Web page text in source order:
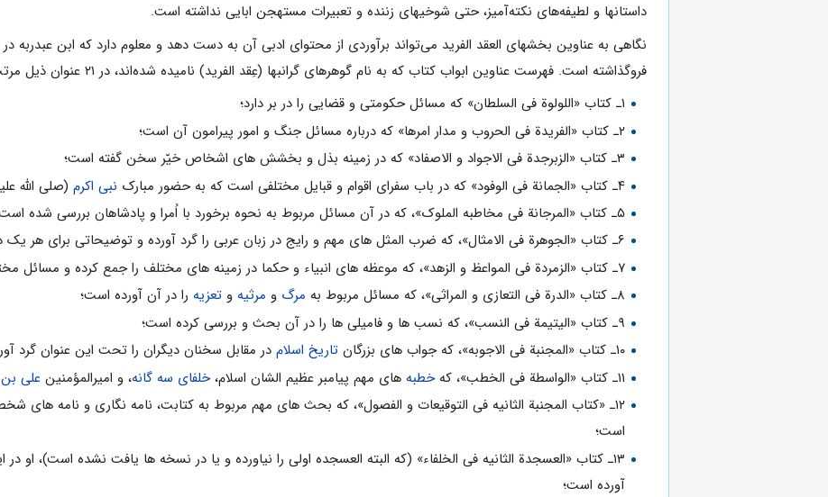
داستانها و لطیفه‌های نکته‌آمیز، حتی شوخیهای زننده و تعبیرات مستهجن ابایی نداشته است.
نگاهی به عناوین بخشهای العقد الفرید می‌تواند برآوردی از محتوای ادبی آن به دست دهد و معلوم دارد که ابن
فروگذاشته است. فهرست عناوین ابواب کتاب که به نام گوهرهای گرانبها (عِقد الفرید) نامیده شده‌اند، در ۲۱ عنوان ذیل مرتب شده است:
۱ـ کتاب «اللولوة فى السلطان» که مسائل حکومتى و قضایى را در بر دارد؛
۲ـ کتاب «الفریدة فی الحروب و مدار امرها» که درباره مسائل جنگ و امور پیرامون آن است؛
۳ـ کتاب «الزبرجدة فی الاجواد و الاصفاد» که در زمینه بذل و بخشش هاى اشخاص خیّر سخن گفته است؛
۴ـ کتاب «الجمانة فی الوفود» که در باب سفرای اقوام و قبایل مختلفى است که به حضور مبارک
نبى اکرم(صلى الله
۵ـ کتاب «المرجانة فی مخاطبه الملوک»، که در آن مسائل مربوط به نحوه برخورد با اُمرا و پادشاهان بررسى شده است؛
۶ـ کتاب «الجوهرة فی الامثال»، که ضرب المثل هاى مهم و رایج در زبان عربى را گرد آورده و توضیحاتى براى هر یک داده است؛
۷ـ کتاب «الزمردة فی المواعظ و الزهد»، که موعظه هاى انبیاء و حکما در زمینه هاى مختلف را جمع کرده و مسائل مختلف مربوط به موضوع
۸ـ کتاب «الدرة فی التعازى و المراثى»، که مسائل مربوط به
مرگ و مرثیهو تعزیهرا در آن آورده است؛
۹ـ کتاب «الیتیمة فى النسب»، که نسب ها و فامیلى ها را در آن بحث و بررسى کرده است؛
۱۰ـ کتاب «المجنبة فی الاجوبه»، که جواب هاى بزرگان
تاریخ اسلامدر مقابل سخنان دیگران را تحت این عنوان گرد
۱۱ـ کتاب «الواسطة فی الخطب»، که
خطبههاى مهم پیامبر عظیم الشان اسلام،خلفاى سه گانه، و امیرالمؤمنین على
۱۲ـ «کتاب المجنبة الثانیه فی التوقیعات و الفصول»، که بحث هاى مهم مربوط به کتابت، نامه نگارى و نامه هاى شخصیت هاى برجسته
است؛
۱۳ـ کتاب «العسجدة الثانیه فی الخلفاء» (که البته العسجده اولى را نیاورده و یا در نسخه ها یافت نشده است)، او
آورده است؛